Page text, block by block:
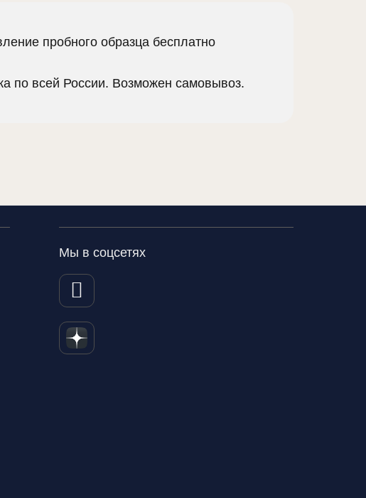
пробного образца бесплатно
по всей России. Возможен самовывоз.
Мы в соцсетях